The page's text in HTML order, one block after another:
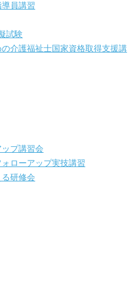
員講習
試験
介護福祉士国家資格取得支援講
プ講習会
ローアップ実技講習
研修会